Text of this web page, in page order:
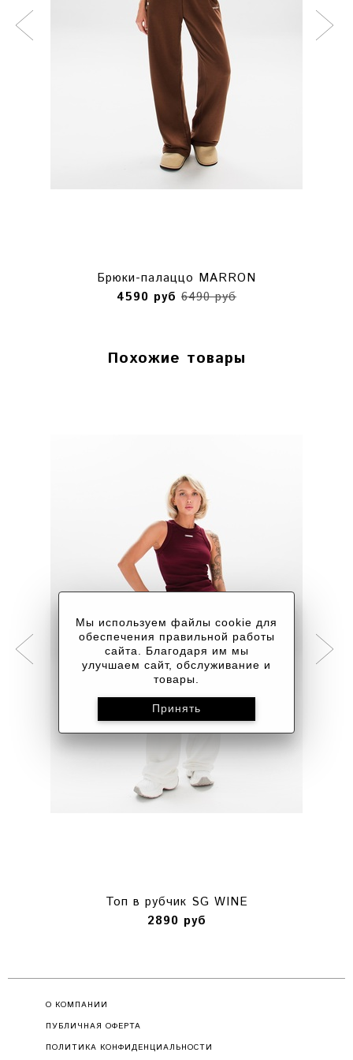
Брюки-палаццо MARRON
4590 руб 6490 руб
Похожие товары
Топ в рубчик SG WINE
2890 руб
Мы используем файлы cookie для
обеспечения правильной работы
сайта. Благодаря им мы
улучшаем сайт, обслуживание и
товары.
О КОМПАНИИ
ПУБЛИЧНАЯ ОФЕРТА
ПОЛИТИКА КОНФИДЕНЦИАЛЬНОСТИ